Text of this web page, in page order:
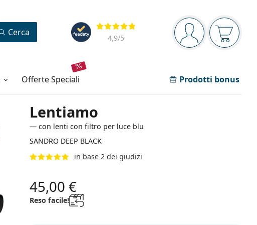
Barra di navigazione
sei connesso
Il
Valutazione
4,9/5
Cerca
offerte speciali Prodotti bonus
Lentiamo
— con lenti con filtro per luce blu
SANDRO DEEP BLACK
in base 2 dei giudizi
45,00 €
Reso facile!